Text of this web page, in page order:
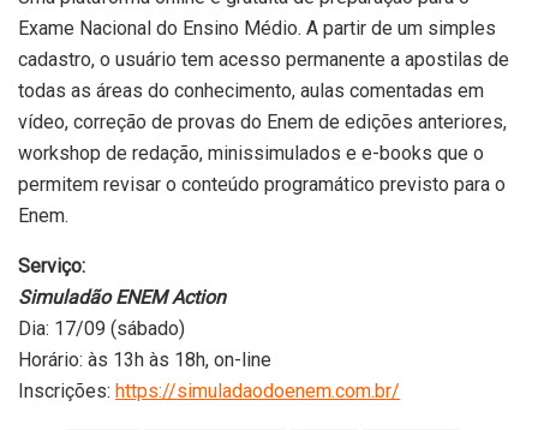
Exame Nacional do Ensino Médio. A partir de um simples
cadastro, o usuário tem acesso permanente a apostilas de
todas as áreas do conhecimento, aulas comentadas em
vídeo, correção de provas do Enem de edições anteriores,
workshop de redação, minissimulados e e-books que o
permitem revisar o conteúdo programático previsto para o
Enem.
Serviço:
Simuladão ENEM Action
Dia: 17/09 (sábado)
Horário: às 13h às 18h, on-line
Inscrições: https://simuladaodoenem.com.br/